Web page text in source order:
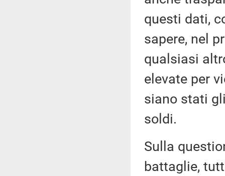
questi dati,
sapere, nel
qualsiasi
elevate per
siano stati
soldi.
Sulla
battaglie,